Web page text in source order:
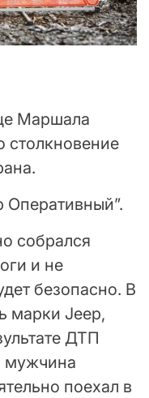
Маршала
столкновение
собрался
и не
безопасно. В
марки Jeep,
ДТП
мужчина
поехал в